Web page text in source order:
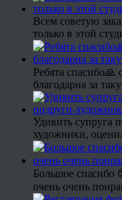
Всем советую
только в этой
Ребята спасибо🙏
благодарна за
Удивить супруга
художники,
Большое спасибо
очень очень